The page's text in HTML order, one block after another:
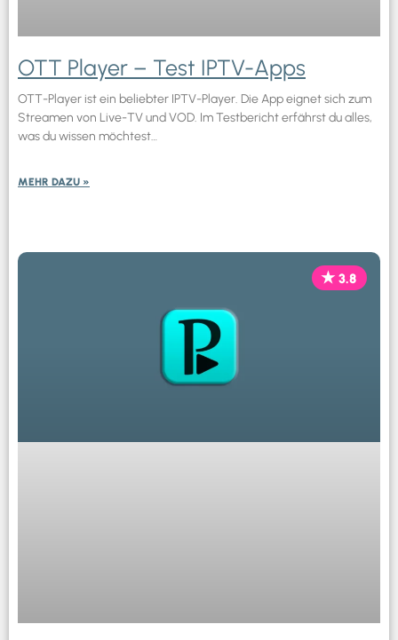
OTT Player – Test IPTV-Apps
OTT-Player ist ein beliebter IPTV-Player. Die App eignet sich zum
Streamen von Live-TV und VOD. Im Testbericht erfährst du alles,
was du wissen möchtest…
MEHR DAZU »
3.8